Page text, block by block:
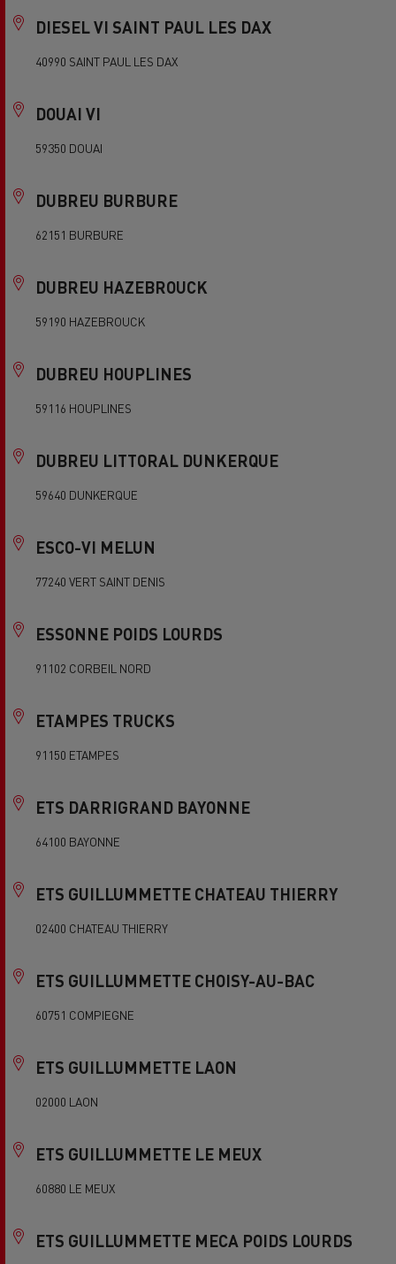
DIESEL VI SAINT PAUL LES DAX
40990 SAINT PAUL LES DAX
DOUAI VI
59350 DOUAI
DUBREU BURBURE
62151 BURBURE
DUBREU HAZEBROUCK
59190 HAZEBROUCK
DUBREU HOUPLINES
59116 HOUPLINES
DUBREU LITTORAL DUNKERQUE
59640 DUNKERQUE
ESCO-VI MELUN
77240 VERT SAINT DENIS
ESSONNE POIDS LOURDS
91102 CORBEIL NORD
ETAMPES TRUCKS
91150 ETAMPES
ETS DARRIGRAND BAYONNE
64100 BAYONNE
ETS GUILLUMMETTE CHATEAU THIERRY
02400 CHATEAU THIERRY
ETS GUILLUMMETTE CHOISY-AU-BAC
60751 COMPIEGNE
ETS GUILLUMMETTE LAON
02000 LAON
ETS GUILLUMMETTE LE MEUX
60880 LE MEUX
ETS GUILLUMMETTE MECA POIDS LOURDS